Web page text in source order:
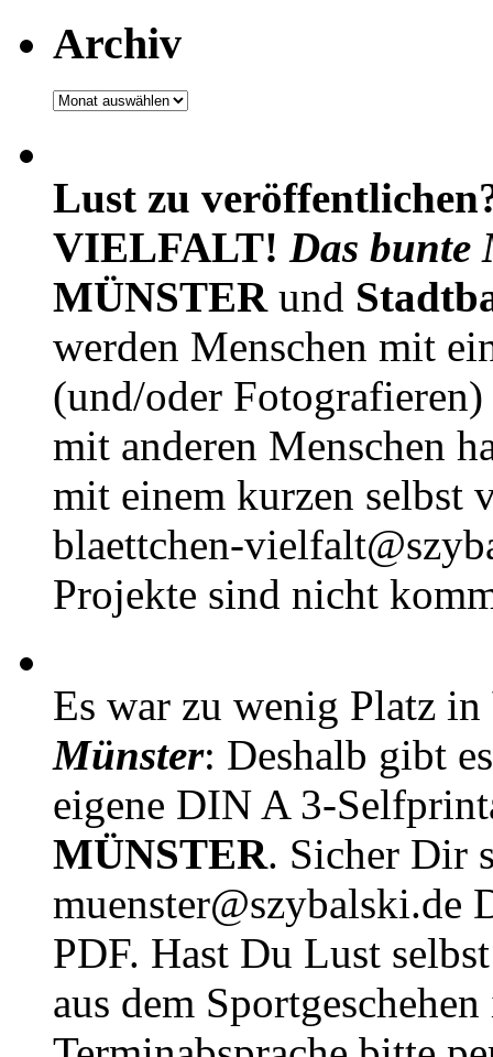
Archiv
Archiv
Lust zu
VIELFALT! Das bunte
MÜNSTERund
werden Menschen mit
(und/oder
mit anderen Menschen
mit einem kurzen selbst
blaettchen-
Projekte sind nicht
Es war zu wenig Platz in
Münster: Deshalb gibt
eigene DIN A 3-
MÜNSTER. Sicher Dir
muenster@szybalski.de
PDF. Hast Du Lust
aus dem